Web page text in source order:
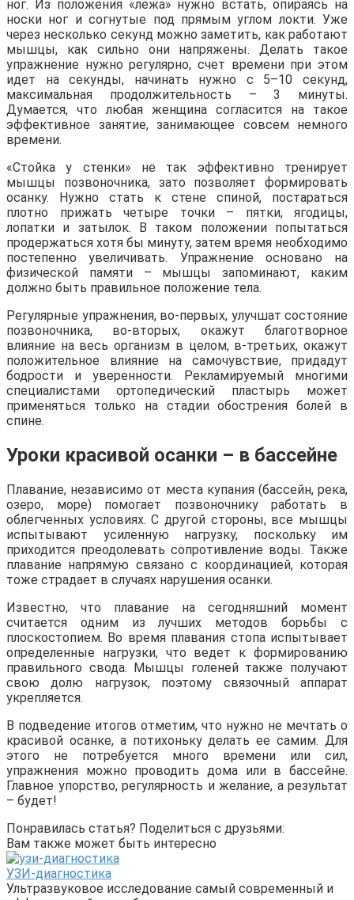
ног. Из положения «лежа» нужно встать, опираясь на
носки ног и согнутые под прямым углом локти. Уже
через несколько секунд можно заметить, как работают
мышцы, как сильно они напряжены. Делать такое
упражнение нужно регулярно, счет времени при этом
идет на секунды, начинать нужно с 5–10 секунд,
максимальная продолжительность – 3 минуты.
Думается, что любая женщина согласится на такое
эффективное занятие, занимающее совсем немного
времени.
«Стойка у стенки» не так эффективно тренирует
мышцы позвоночника, зато позволяет формировать
осанку. Нужно стать к стене спиной, постараться
плотно прижать четыре точки – пятки, ягодицы,
лопатки и затылок. В таком положении попытаться
продержаться хотя бы минуту, затем время необходимо
постепенно увеличивать. Упражнение основано на
физической памяти – мышцы запоминают, каким
должно быть правильное положение тела.
Регулярные упражнения, во-первых, улучшат состояние
позвоночника, во-вторых, окажут благотворное
влияние на весь организм в целом, в-третьих, окажут
положительное влияние на самочувствие, придадут
бодрости и уверенности. Рекламируемый многими
специалистами ортопедический пластырь может
применяться только на стадии обострения болей в
спине.
Уроки красивой осанки – в бассейне
Плавание, независимо от места купания (бассейн, река,
озеро, море) помогает позвоночнику работать в
облегченных условиях. С другой стороны, все мышцы
испытывают усиленную нагрузку, поскольку им
приходится преодолевать сопротивление воды. Также
плавание напрямую связано с координацией, которая
тоже страдает в случаях нарушения осанки.
Известно, что плавание на сегодняшний момент
считается одним из лучших методов борьбы с
плоскостопием. Во время плавания стопа испытывает
определенные нагрузки, что ведет к формированию
правильного свода. Мышцы голеней также получают
свою долю нагрузок, поэтому связочный аппарат
укрепляется.
В подведение итогов отметим, что нужно не мечтать о
красивой осанке, а потихоньку делать ее самим. Для
этого не потребуется много времени или сил,
упражнения можно проводить дома или в бассейне.
Главное упорство, регулярность и желание, а результат
– будет!
Понравилась статья? Поделиться с друзьями:
Вам также может быть интересно
УЗИ-диагностика
Ультразвуковое исследование самый современный и